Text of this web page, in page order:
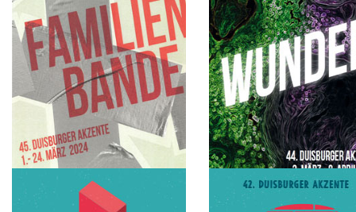
2026
Begegnungen
2025
Sein und Schein